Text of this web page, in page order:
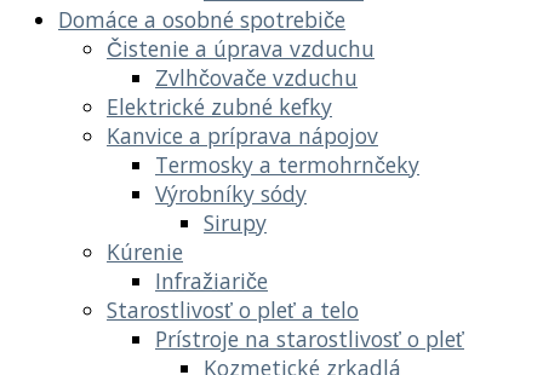
Domáce a osobné spotrebiče
Čistenie a úprava vzduchu
Zvlhčovače vzduchu
Elektrické zubné kefky
Kanvice a príprava nápojov
Termosky a termohrnčeky
Výrobníky sódy
Sirupy
Kúrenie
Infražiariče
Starostlivosť o pleť a telo
Prístroje na starostlivosť o pleť
Kozmetické zrkadlá